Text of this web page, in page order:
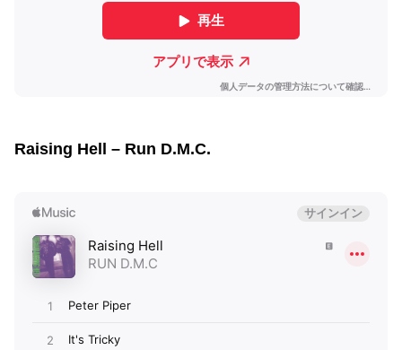
Raising Hell – Run D.M.C.